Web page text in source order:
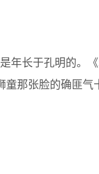
年长于孔明的。
童那张脸的确匪气